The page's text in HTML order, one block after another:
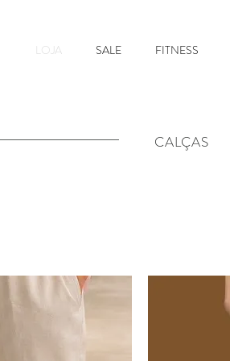
LOJA SALE FITNESS
CALÇAS